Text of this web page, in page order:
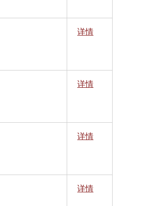
详情
详情
详情
详情